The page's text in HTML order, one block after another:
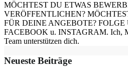
MÖCHTEST DU ETWAS
VERÖFFENTLICHEN?
FÜR DEINE ANGEBOTE?
FACEBOOK u. INSTAGRAM. Ich,
Team unterstützen dich.
Neueste Beiträge